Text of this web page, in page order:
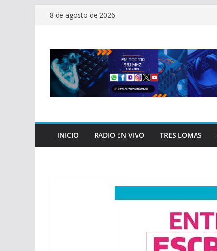
Saltar8 de agosto de 2026
INICIO RADIO EN VIVO TRES LOMAS